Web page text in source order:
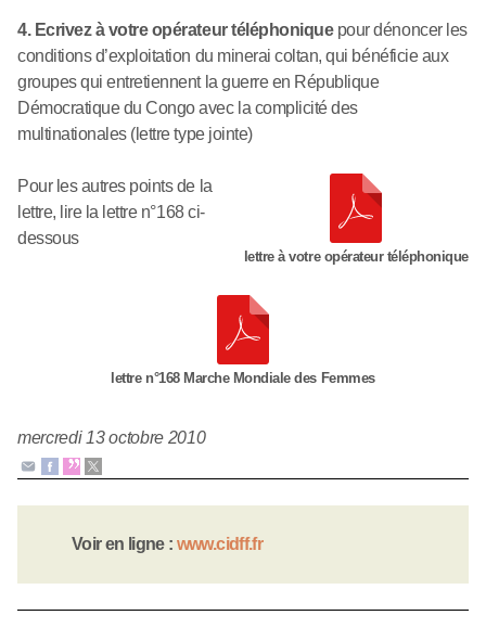
4. Ecrivez à votre opérateur téléphoniquepour dénoncer les
conditions d’exploitation du minerai coltan, qui bénéficie aux
groupes qui entretiennent la guerre en République
Démocratique du Congo avec la complicité des
multinationales (lettre type jointe)
lettre à votre opérateur téléphonique
Pour les autres points de la
lettre, lire la lettre n°168 ci-
dessous
lettre n°168 Marche Mondiale des Femmes
mercredi 13 octobre 2010
Voir en ligne : www.cidff.fr